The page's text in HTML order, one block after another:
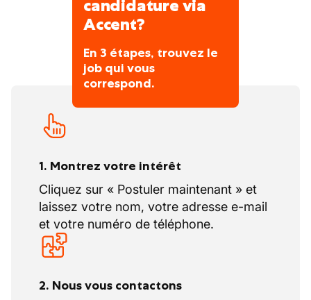
candidature via
Accent?
En 3 étapes, trouvez le
job qui vous
correspond.
1. Montrez votre intérêt
Cliquez sur « Postuler maintenant » et
laissez votre nom, votre adresse e-mail
et votre numéro de téléphone.
2. Nous vous contactons